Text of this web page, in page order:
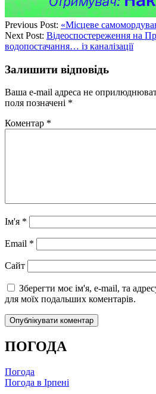
Previous Post: «Місцеве
Next Post: Відеоспостереження на
водопостачання… із каналізації
Залишити відповідь
Ваша e-mail адреса не
поля позначені *
Коментар *
Ім'я *
Email *
Сайт
Зберегти моє ім'я, e-mail, та
для моїх подальших коментарів.
ПОГОДА
Погода
Погода в Ірпені